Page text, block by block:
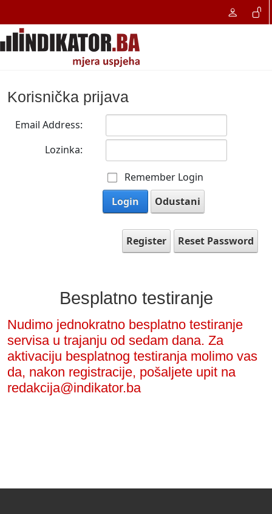
Korisnička prijava
Email Address:
Lozinka:
Remember Login
Login
Odustani
Register Reset Password
Besplatno testiranje
Nudimo jednokratno besplatno testiranje
servisa u trajanju od sedam dana. Za
aktivaciju besplatnog testiranja molimo vas
da, nakon registracije, pošaljete upit na
redakcija@indikator.ba